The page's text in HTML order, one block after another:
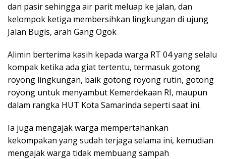
dan pasir sehingga air parit meluap ke jalan, dan
kelompok ketiga membersihkan lingkungan di ujung
Jalan Bugis, arah Gang Ogok
Alimin berterima kasih kepada warga RT 04 yang selalu
kompak ketika ada giat tertentu, termasuk gotong
royong lingkungan, baik gotong royong rutin, gotong
royong untuk menyambut Kemerdekaan RI, maupun
dalam rangka HUT Kota Samarinda seperti saat ini.
Ia juga mengajak warga mempertahankan
kekompakan yang sudah terjaga selama ini, kemudian
mengajak warga tidak membuang sampah